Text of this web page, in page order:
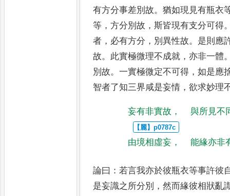
有方分事差別故。猶如現見有瓶衣
等 ，方分別故 ，斯皆現有支分可得
者 ， 必有方分 ， 別異性故。 是則應
故。 此實極微理不成就 ，亦非一體
別故。一實極微定不可得 ，如是應
智者了知三界咸是妄情 ，欲求妙理
妄有非實故 ， 與所見不
由境相虛妄 ， 能緣亦非
論曰 ：若言我亦於彼瓶衣等事許彼
是妄識之所分別 ，然而緣彼相狀亂